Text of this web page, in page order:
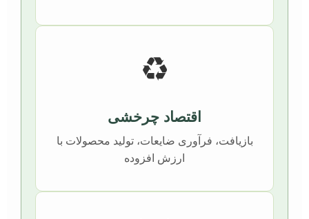
♻️
اقتصاد چرخشی
بازیافت، فرآوری ضایعات، تولید محصولات با
ارزش افزوده